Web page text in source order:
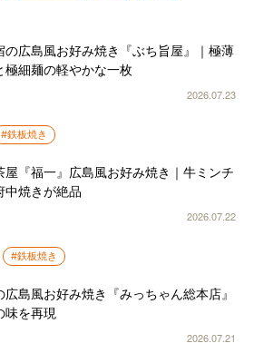
の広島風お好み焼き『ぶち旨屋』｜極薄
極細麺の軽やかな一枚
2026.07.23
#鉄板焼き
屋『福一』広島風お好み焼き｜牛ミンチ
中焼きが絶品
2026.07.22
#鉄板焼き
広島風お好み焼き『みっちゃん総本店』
味を再現
2026.07.21